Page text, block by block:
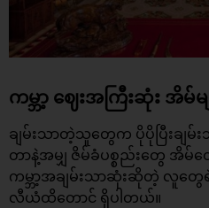
ကမ္ဘာ့ ဈေးအကြီးဆုံး အိမ်မျ
ချမ်းသာတဲ့သူတွေက ပိုပိုပြီးချမ်
တာနဲ့အမျှ ဇိမ်ခံပစ္စည်းတွေ အိ
ကမ္ဘာ့အချမ်းသာဆုံးဆိုတဲ့ လူတွေ
လီယံထိတောင် ရှိပါတယ်။